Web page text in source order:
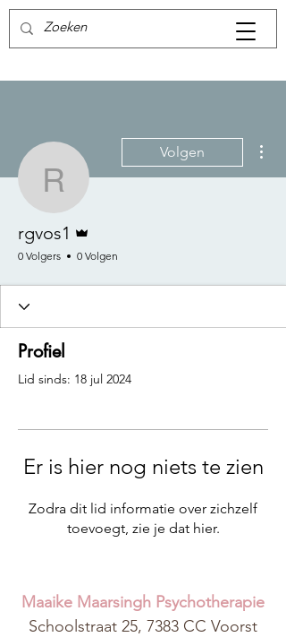
rgvos1
Volgen
rgvos1
0 Volgers 0 Volgen
Profiel
Lid sinds: 18 jul 2024
Er is hier nog niets te zien
Zodra dit lid informatie over zichzelf
toevoegt, zie je dat hier.
Maaike Maarsingh Psychotherapie
Schoolstraat 25, 7383 CC Voorst